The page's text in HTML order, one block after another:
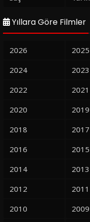
Yıllara Göre Filmler
2026
2025
2024
2023
2022
2021
2020
2019
2018
2017
2016
2015
2014
2013
2012
2011
2010
2009